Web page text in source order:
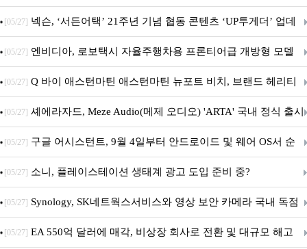
[05/27] 넥슨, ‘서든어택’ 21주년 기념 협동 콘텐츠 ‘UP투게더’ 업데
이트
[05/27] 엔비디아, 로보택시 자율주행차용 프론티어급 개방형 모델
‘알파마요 2 슈퍼’ 상업적 이용 가능
[05/27] Q 바이 애스턴마틴 애스턴마틴 뉴포트 비치, 브랜드 헤리티
지 담은 ‘헤리티지 에디션 컬렉션’ 공개
[05/27] 셰에라자드, Meze Audio(메제 오디오) 'ARTA' 국내 정식 출시
[05/27] 구글 어시스턴트, 9월 4일부터 안드로이드 및 웨어 OS서 순
차 서비스 종료
[05/27] 소니, 플레이스테이션 생태계 광고 도입 준비 중?
[05/27] Synology, SK네트웍스서비스와 영상 보안 카메라 국내 독점
판매 파트너십 체결
[05/27] EA 550억 달러에 매각, 비상장 회사로 전환 및 대규모 해고